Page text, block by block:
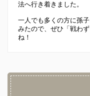
法へ行き着きました。
一人でも多くの方に孫
みたので、ぜひ「戦わ
ね！